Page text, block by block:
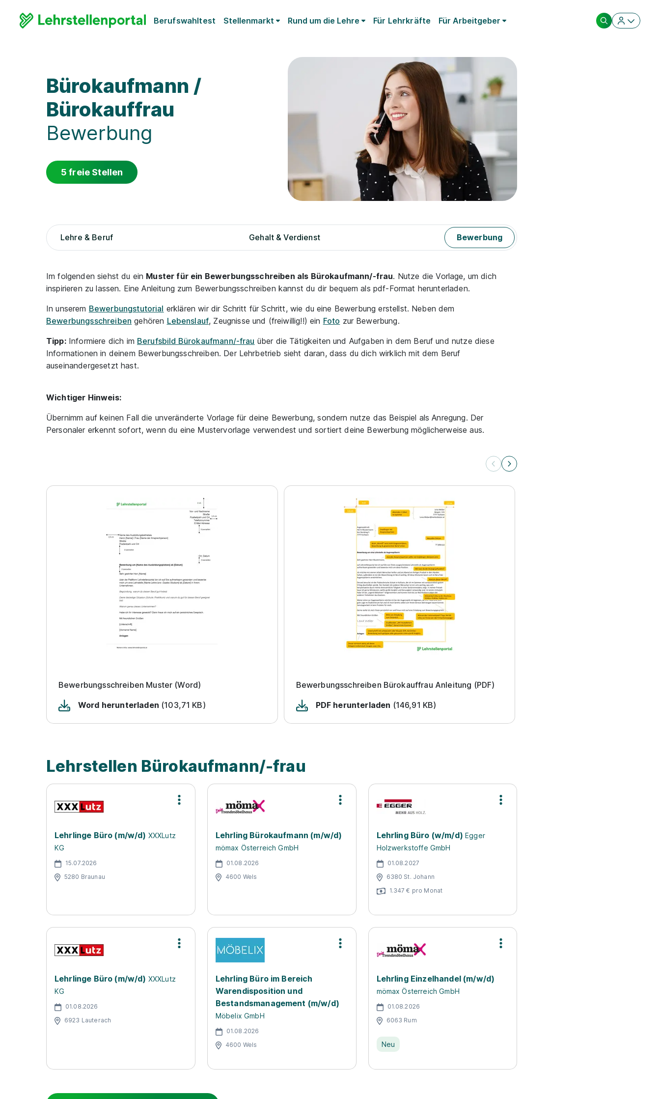
Berufswahltest Stellenmarkt Rund um die Lehre Für Lehrkräfte Für Arbeitgeber
Bürokaufmann /
Bürokauffrau
Bewerbung
5 freie Stellen
Lehre & Beruf Gehalt & Verdienst Bewerbung
Im folgenden siehst du ein Muster für ein Bewerbungsschreiben als Bürokaufmann/-frau. Nutze die Vorlage, um dich
inspirieren zu lassen. Eine Anleitung zum Bewerbungsschreiben kannst du dir bequem als pdf-Format herunterladen.
In unserem Bewerbungstutorial erklären wir dir Schritt für Schritt, wie du eine Bewerbung erstellst. Neben dem
Bewerbungsschreiben gehören Lebenslauf, Zeugnisse und (freiwillig!!) ein Foto zur Bewerbung.
Tipp:Informiere dich im Berufsbild Bürokaufmann/-frau über die Tätigkeiten und Aufgaben in dem Beruf und nutze diese
Informationen in deinem Bewerbungsschreiben. Der Lehrbetrieb sieht daran, dass du dich wirklich mit dem Beruf
auseinandergesetzt hast.
Wichtiger Hinweis:
Übernimm auf keinen Fall die unveränderte Vorlage für deine Bewerbung, sondern nutze das Beispiel als Anregung. Der
Personaler erkennt sofort, wenn du eine Mustervorlage verwendest und sortiert deine Bewerbung möglicherweise aus.
Bewerbungsschreiben Muster (Word)
Word herunterladen (103,71 KB)
Bewerbungsschreiben Bürokauffrau Anleitung (PDF)
PDF herunterladen (146,91 KB)
Lehrstellen Bürokaufmann/-frau
Lehrlinge Büro (m/w/d) XXXLutz
KG
15.07.2026
5280 Braunau
Lehrling Bürokaufmann (m/w/d)
mömax Österreich GmbH
01.08.2026
4600 Wels
Lehrling Büro (w/m/d) Egger
Holzwerkstoffe GmbH
01.08.2027
6380 St. Johann
1.347 € pro Monat
Lehrlinge Büro (m/w/d) XXXLutz
KG
01.08.2026
6923 Lauterach
Lehrling Büro im Bereich
Warendisposition und
Bestandsmanagement (m/w/d)
Möbelix GmbH
01.08.2026
4600 Wels
Lehrling Einzelhandel (m/w/d)
mömax Österreich GmbH
01.08.2026
6063 Rum
Neu